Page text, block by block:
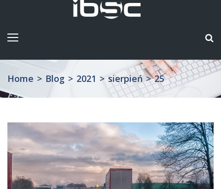
Home > Blog > 2021 > sierpień > 25